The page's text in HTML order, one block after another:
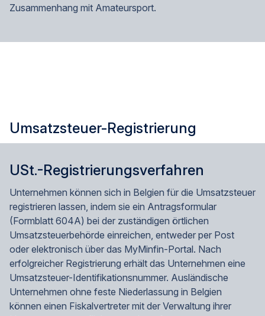
Zusammenhang mit Amateursport.
Umsatzsteuer-Registrierung
USt.-Registrierungsverfahren
Unternehmen können sich in Belgien für die Umsatzsteuer
registrieren lassen, indem sie ein Antragsformular
(Formblatt 604A) bei der zuständigen örtlichen
Umsatzsteuerbehörde einreichen, entweder per Post
oder elektronisch über das MyMinfin-Portal. Nach
erfolgreicher Registrierung erhält das Unternehmen eine
Umsatzsteuer-Identifikationsnummer. Ausländische
Unternehmen ohne feste Niederlassung in Belgien
können einen Fiskalvertreter mit der Verwaltung ihrer